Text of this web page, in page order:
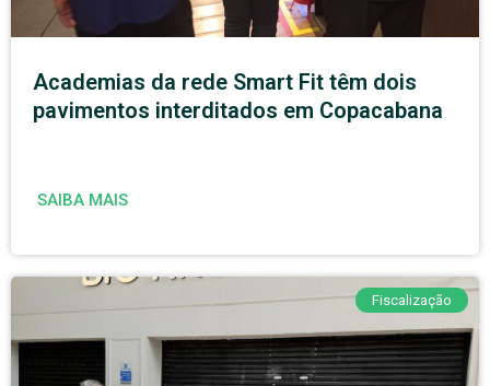
Academias da rede Smart Fit têm dois
pavimentos interditados em Copacabana
SAIBA MAIS
Fiscalização